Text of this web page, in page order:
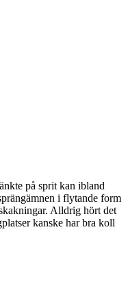
på sprit kan ibland
i flytande form
Alldrig hört det
kanske har bra koll